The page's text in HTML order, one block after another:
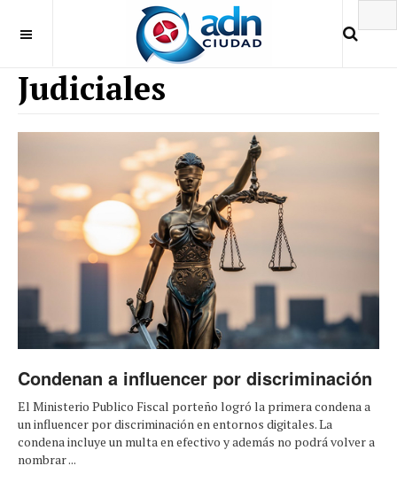
Judiciales
Condenan a influencer por discriminación
El Ministerio Publico Fiscal porteño logró la primera condena a
un influencer por discriminación en entornos digitales. La
condena incluye un multa en efectivo y además no podrá volver a
nombrar ...